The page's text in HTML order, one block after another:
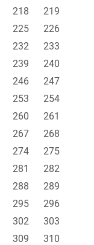
218
219
225
226
232
233
239
240
246
247
253
254
260
261
267
268
274
275
281
282
288
289
295
296
302
303
309
310